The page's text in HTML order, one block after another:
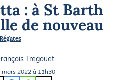
: à St Barth
de nouveau
Régates
Tregouet
mars 2022 à 11h30